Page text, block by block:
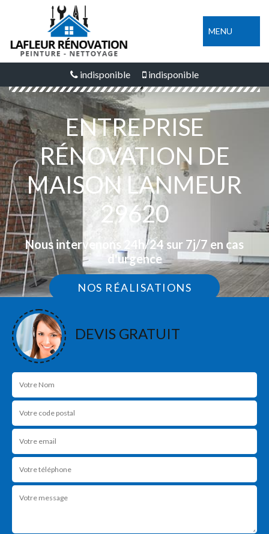
MENU
indisponible indisponible
ENTREPRISE
RÉNOVATION DE
MAISON LANMEUR
29620
Nous intervenons 24h/24 sur 7j/7 en cas
d'urgence
NOS RÉALISATIONS
DEVIS GRATUIT